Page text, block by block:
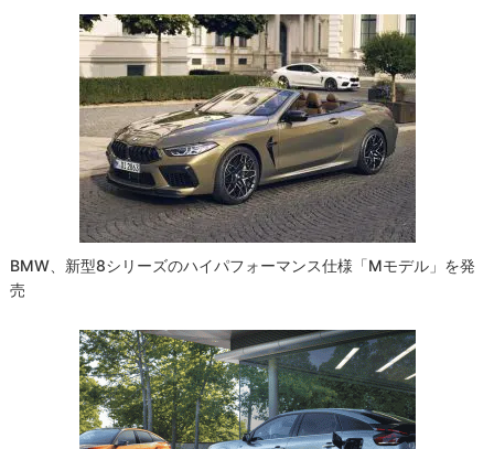
BMW、新型8シリーズのハイパフォーマンス仕様「Mモデル」を発
売